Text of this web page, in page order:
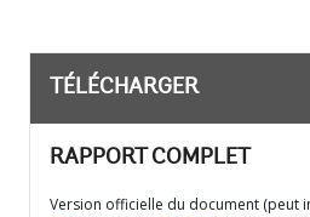
TÉLÉCHARGER
RAPPORT COMPLET
Version officielle du document (peut